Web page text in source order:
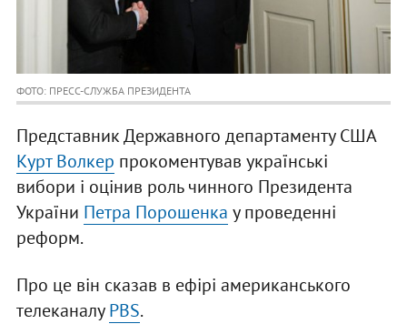
ФОТО: ПРЕСС-СЛУЖБА ПРЕЗИДЕНТА
Представник Державного департаменту США
Курт Волкер прокоментував українські
вибори і оцінив роль чинного Президента
України Петра Порошенка у проведенні
реформ.
Про це він сказав в ефірі американського
телеканалуPBS.